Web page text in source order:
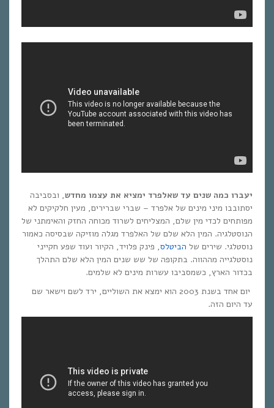
יעברו כמה שנים עד שאלפרד ימציא את עצמו מחדש, ובסביבה
יסתובבו מיני מינים של אלפרד – שברי שברירים, מעין חלקיקים לא
מפותחים לכדי מין שלם, המצליחים לשרוד מכוחה החזק והאימתני של
הנוסטלגיה. המין הלא שלם של האלפרד מגלה מוזיקה שבסיסה כאמור
נוסטלגי. שירים של הביטלס, פינק פלויד, הקיור ועוד שפע חקייני
נוסטלגייה מההווה. בתקופה של שש שנים המין הלא שלם התהלך
בכדור הארץ, כשמסביבו עשרות מינים לא שלמים.
יום אחד בשנת 2003 הוא ימצא את השוליים, ירד לשם וישאר שם
עד היום הזה.